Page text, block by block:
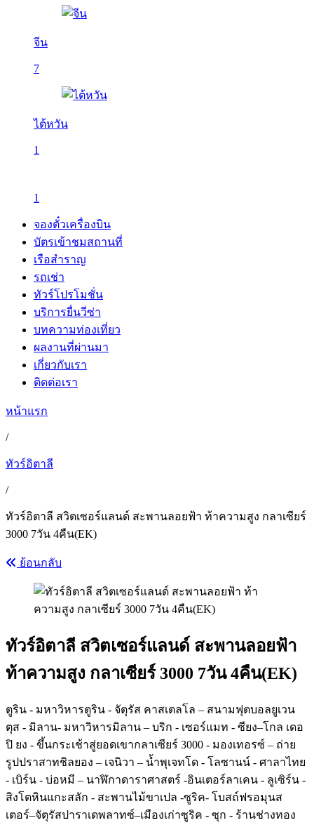
จีน
7
ไต้หวัน
1
1
จองตั๋วเครื่องบิน
บัตรเข้าชมสถานที่
เรือสำราญ
รถเช่า
ทัวร์โปรโมชั่น
บริการยื่นวีซ่า
บทความท่องเที่ยว
ผลงานที่ผ่านมา
เกี่ยวกับเรา
ติดต่อเรา
หน้าแรก
/
ทัวร์อิตาลี
/
ทัวร์อิตาลี สวิตเซอร์แลนด์ สะพานลอยฟ้า ท้าความสูง กลาเซียร์
3000 7วัน 4คืน(EK)
ย้อนกลับ
ทัวร์อิตาลี สวิตเซอร์แลนด์ สะพานลอยฟ้า
ท้าความสูง กลาเซียร์ 3000 7วัน 4คืน(EK)
ตูริน - มหาวิหารตูริน - จัตุรัส คาสเตลโล – สนามฟุตบอลยูเวน
ตุส - มิลาน- มหาวิหารมิลาน – บริก - เซอร์แมท - ซียง–โกล เดอ
ปิ ยง - ขึ้นกระเช้าสู่ยอดเขากลาเซียร์ 3000 - มองเทอรซ์ – ถ่าย
รูปปราสาทชิลยอง – เจนิวา – น้ำพุเจทโด - โลซานน์ - ศาลาไทย
- เบิร์น - บ่อหมี – นาฬิกาดาราศาสตร์ -อินเตอร์ลาเคน - ลูเซิร์น -
สิงโตหินแกะสลัก - สะพานไม้ขาเปล -ซูริค- โบสถ์ฟรอมุนส
เตอร์–จัตุรัสปาราเดพลาทซ์–เมืองเก่าซูริค - ซุก - ร้านช่างทอง